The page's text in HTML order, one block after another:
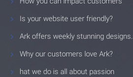
Is your website user friendly?
Ark offers weekly stunning designs.
Why our customers love Ark?
hat we do is all about passion